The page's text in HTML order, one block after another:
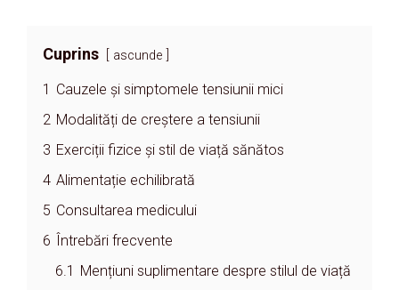
Cuprins ascunde
1 Cauzele și simptomele tensiunii mici
2 Modalități de creștere a tensiunii
3 Exerciții fizice și stil de viață sănătos
4 Alimentație echilibrată
5 Consultarea medicului
6
Întrebări frecvente
6.1
Mențiuni suplimentare despre stilul de viață